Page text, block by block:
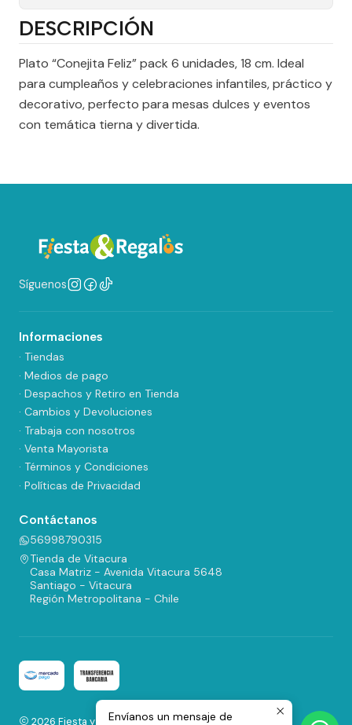
DESCRIPCIÓN
Plato “Conejita Feliz” pack 6 unidades, 18 cm. Ideal
para cumpleaños y celebraciones infantiles, práctico y
decorativo, perfecto para mesas dulces y eventos
con temática tierna y divertida.
Síguenos
Informaciones
· Tiendas
· Medios de pago
· Despachos y Retiro en Tienda
· Cambios y Devoluciones
· Trabaja con nosotros
· Venta Mayorista
· Términos y Condiciones
· Políticas de Privacidad
Contáctanos
56998790315
Tienda de Vitacura
Casa Matriz - Avenida Vitacura 5648
Santiago - Vitacura
Región Metropolitana - Chile
2026 Fiesta y Regalos.Envíanos un mensaje de